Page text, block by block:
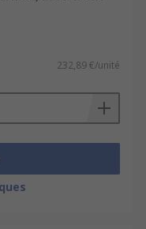
232,89 €/unité